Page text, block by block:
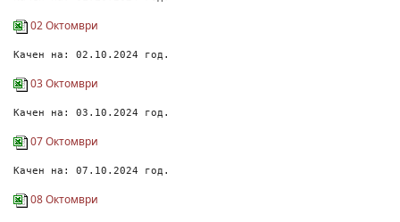
02 Октомври
Качен на: 02.10.2024 год.
03 Октомври
Качен на: 03.10.2024 год.
07 Октомври
Качен на: 07.10.2024 год.
08 Октомври